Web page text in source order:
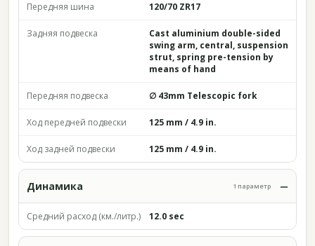
Передняя шина 120/70 ZR17
Задняя подвеска
Cast aluminium double-sided
swing arm, central, suspension
strut, spring pre-tension by
means of hand
Передняя подвеска ∅ 43mm Telescopic fork
Ход передней подвески 125 mm / 4.9 in.
Ход задней подвески 125 mm / 4.9 in.
Динамика 1 параметр
Средний расход (км./литр.) 12.0 sec